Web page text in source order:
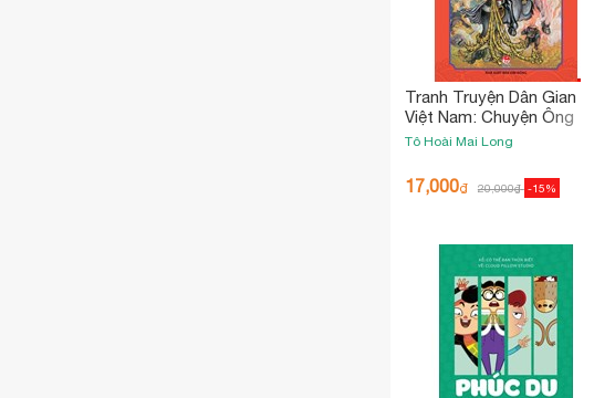
Tranh Truyện Dân Gian
Việt Nam: Chuyện Ông
Gióng (Tái Bản 2023)
Tô Hoài Mai Long
17,000₫ 20,000₫ -15%